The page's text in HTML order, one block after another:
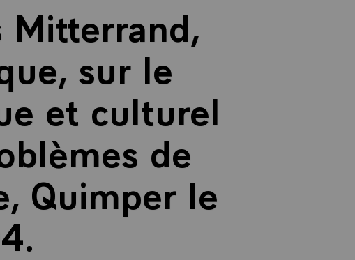
Mitterrand,
sur le
et culturel
de
Quimper le